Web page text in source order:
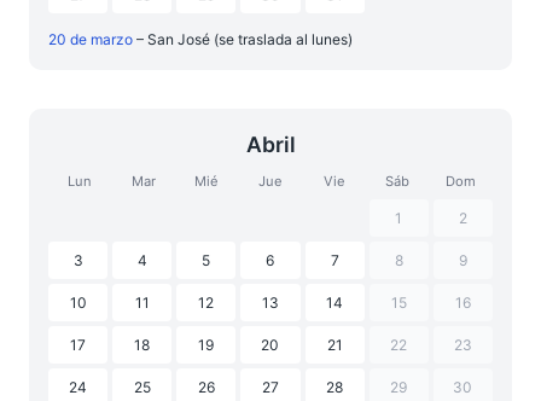
20 de marzo – San José (se traslada al lunes)
Abril
Lun Mar Mié Jue Vie Sáb Dom
1 2
3 4 5 6 7 8 9
10 11 12 13 14 15 16
17 18 19 20 21 22 23
24 25 26 27 28 29 30